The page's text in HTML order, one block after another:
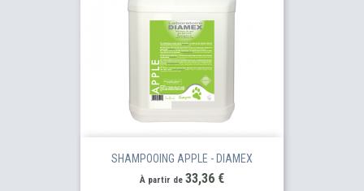
SHAMPOOING APPLE - DIAMEX
À partir de Prix
33,36 €